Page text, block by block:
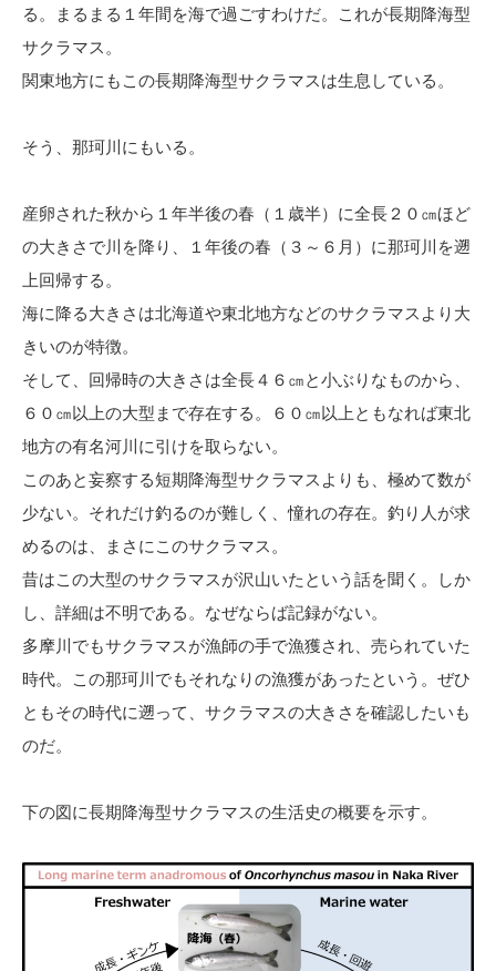
る。まるまる１年間を海で過ごすわけだ。これが長期降海型
サクラマス。
関東地方にもこの長期降海型サクラマスは生息している。
そう、那珂川にもいる。
産卵された秋から１年半後の春（１歳半）に全長２０㎝ほど
の大きさで川を降り、１年後の春（３～６月）に那珂川を遡
上回帰する。
海に降る大きさは北海道や東北地方などのサクラマスより大
きいのが特徴。
そして、回帰時の大きさは全長４６㎝と小ぶりなものから、
６０㎝以上の大型まで存在する。６０㎝以上ともなれば東北
地方の有名河川に引けを取らない。
このあと妄察する短期降海型サクラマスよりも、極めて数が
少ない。それだけ釣るのが難しく、憧れの存在。釣り人が求
めるのは、まさにこのサクラマス。
昔はこの大型のサクラマスが沢山いたという話を聞く。しか
し、詳細は不明である。なぜならば記録がない。
多摩川でもサクラマスが漁師の手で漁獲され、売られていた
時代。この那珂川でもそれなりの漁獲があったという。ぜひ
ともその時代に遡って、サクラマスの大きさを確認したいも
のだ。
下の図に長期降海型サクラマスの生活史の概要を示す。